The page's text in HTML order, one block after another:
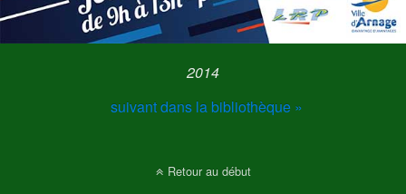
2014
suivant dans la bibliothèque »
Retour au début